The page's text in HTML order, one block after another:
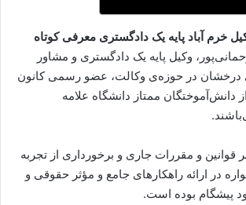
خرم آباد پایه یک دادگستری معرفی کوتاه
وکیل پایه یک دادگستری و مشاور
درخشان در حوزه‌ی وکالت، عضو رسمی کانون
دانش‌آموختگان ممتاز دانشگاه علامه
قوانین و مقررات جاری و برخورداری از تجربه
در ارائه راهکارهای جامع و مؤثر حقوقی و
پیشگام بوده‌ است.